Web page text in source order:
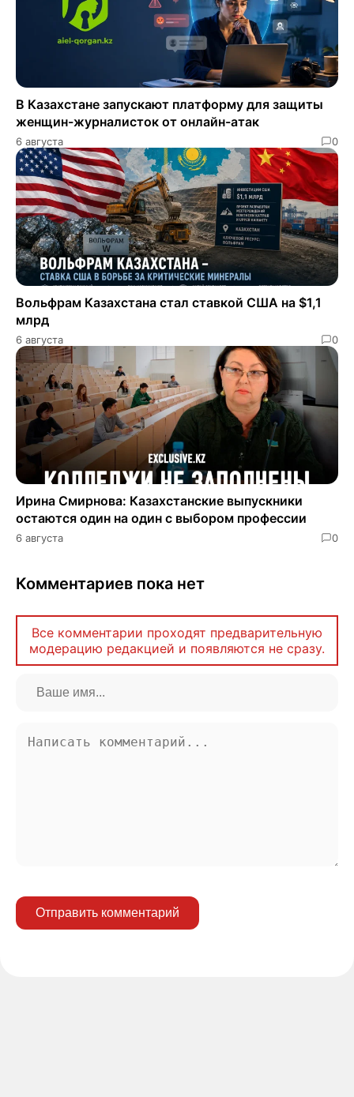
В Казахстане запускают платформу для защиты
женщин-журналисток от онлайн-атак
6 августа 0
​​Вольфрам Казахстана стал ставкой США на $1,1
млрд
6 августа 0
Ирина Смирнова: Казахстанские выпускники
остаются один на один с выбором профессии
6 августа 0
Комментариев пока нет
Все комментарии проходят предварительную
модерацию редакцией и появляются не сразу.
Отправить комментарий